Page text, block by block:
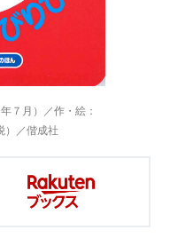
７月）／作・絵：
）／偕成社